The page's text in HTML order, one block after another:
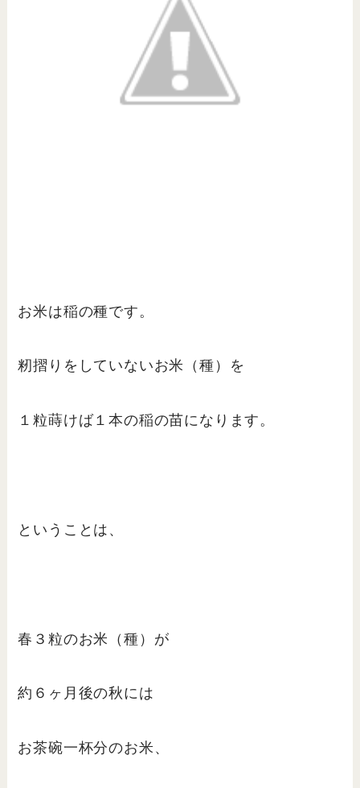
お米は稲の種です。
籾摺りをしていないお米（種）を
１粒蒔けば１本の稲の苗になります。
ということは、
春３粒のお米（種）が
約６ヶ月後の秋には
お茶碗一杯分のお米、